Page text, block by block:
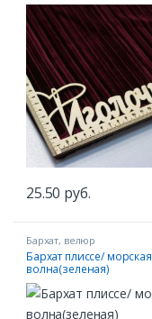
25.50 руб.
Бархат, велюр
Бархат плиссе/ морская
волна(зеленая)